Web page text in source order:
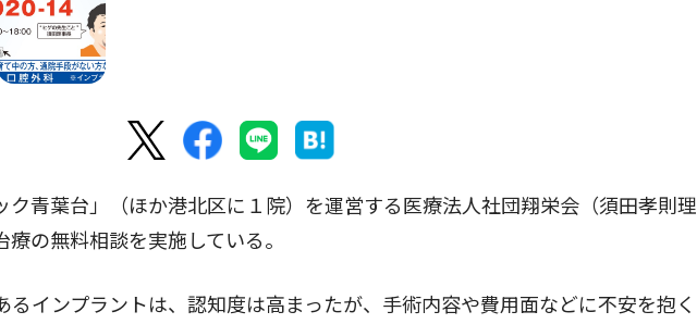
青葉台」（ほか港北区に１院）を運営する医療法人社団翔栄会（須田孝則理
の無料相談を実施している。
インプラントは、認知度は高まったが、手術内容や費用面などに不安を抱く